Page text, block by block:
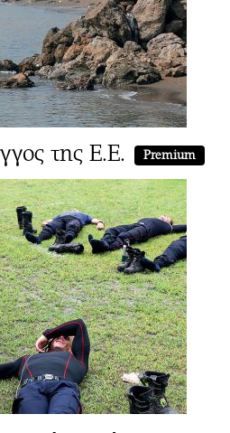
της Ε.Ε. Premium